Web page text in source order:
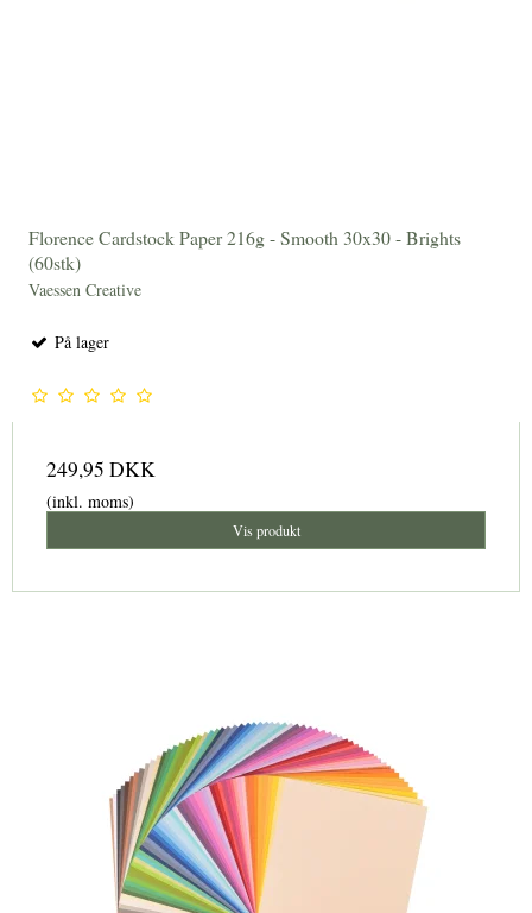
Florence Cardstock Paper 216g - Smooth 30x30 - Brights
(60stk)
Vaessen Creative
På lager
249,95 DKK
(inkl. moms)
Vis produkt